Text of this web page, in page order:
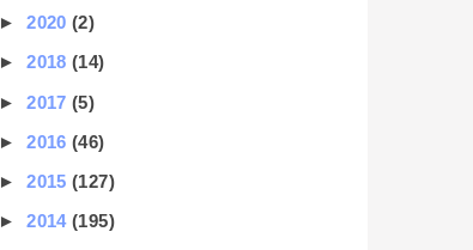
►2020(2)
►2018(14)
►2017(5)
►2016(46)
►2015(127)
►2014(195)